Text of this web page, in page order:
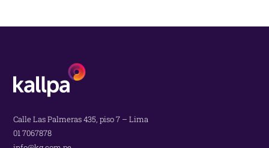
Calle Las Palmeras 435, piso 7 – Lima
01 7067878